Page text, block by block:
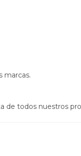
marcas.
de todos nuestros